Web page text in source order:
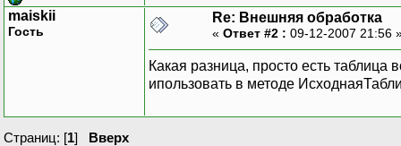
maiskii
Гость
Re: Внешняя обработка
« Ответ #2 : 09-12-2007 21:56
Какая разница, просто есть
ипользовать в методе
Страниц: [1] Вверх